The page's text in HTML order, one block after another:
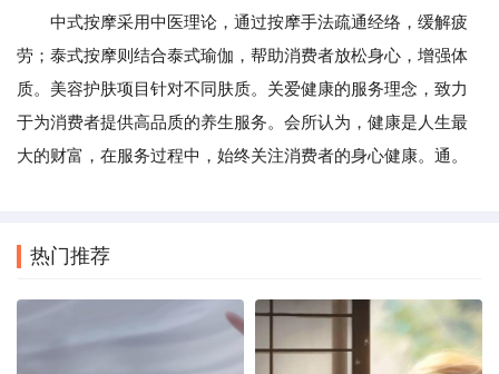
中式按摩采用中医理论，通过按摩手法疏通经络，缓解疲
劳；泰式按摩则结合泰式瑜伽，帮助消费者放松身心，增强体
质。美容护肤项目针对不同肤质。关爱健康的服务理念，致力
于为消费者提供高品质的养生服务。会所认为，健康是人生最
大的财富，在服务过程中，始终关注消费者的身心健康。通。
热门推荐